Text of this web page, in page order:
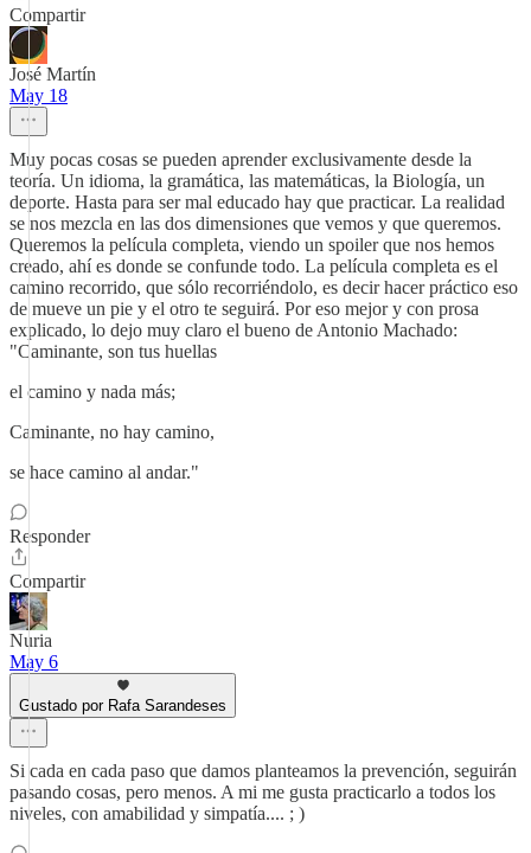
Compartir
José Martín
May 18
Muy pocas cosas se pueden aprender exclusivamente desde la
teoría. Un idioma, la gramática, las matemáticas, la Biología, un
deporte. Hasta para ser mal educado hay que practicar. La realidad
se nos mezcla en las dos dimensiones que vemos y que queremos.
Queremos la película completa, viendo un spoiler que nos hemos
creado, ahí es donde se confunde todo. La película completa es el
camino recorrido, que sólo recorriéndolo, es decir hacer práctico eso
de mueve un pie y el otro te seguirá. Por eso mejor y con prosa
explicado, lo dejo muy claro el bueno de Antonio Machado:
"Caminante, son tus huellas
el camino y nada más;
Caminante, no hay camino,
se hace camino al andar."
Responder
Compartir
Nuria
May 6
Gustado por Rafa Sarandeses
Si cada en cada paso que damos planteamos la prevención, seguirán
pasando cosas, pero menos. A mi me gusta practicarlo a todos los
niveles, con amabilidad y simpatía.... ; )